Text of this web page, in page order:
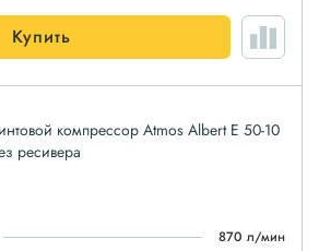
Купить
компрессор Atmos Albert E 50-10
ресивера
870 л/мин